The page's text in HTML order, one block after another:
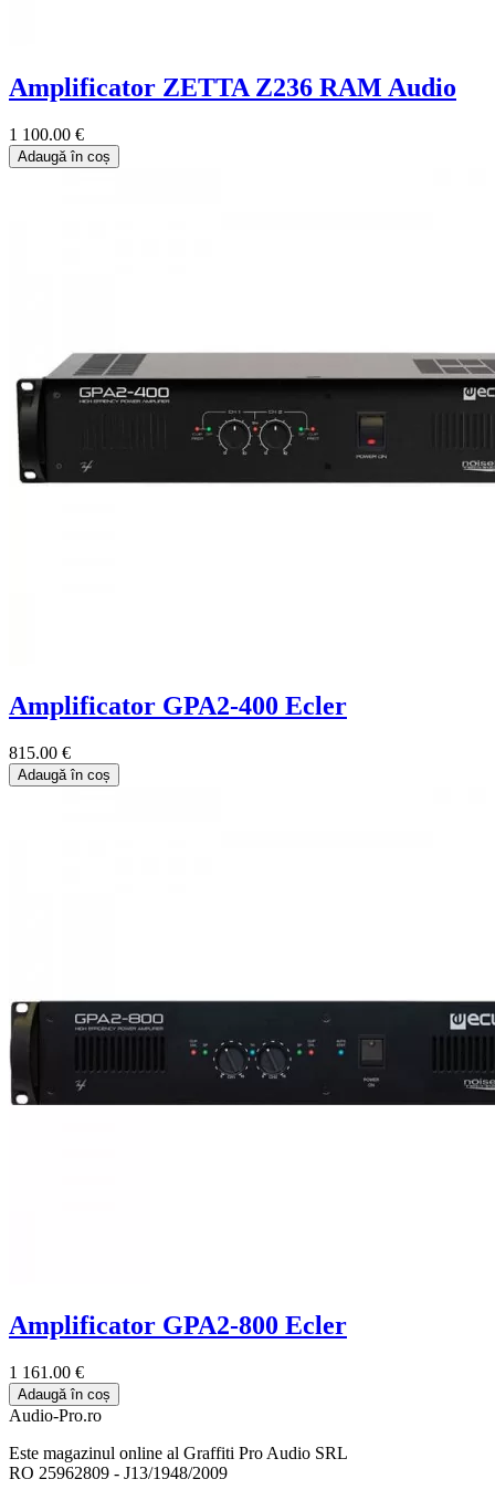
Amplificator ZETTA Z236 RAM Audio
1 100.00 €
Adaugă în coș
Amplificator GPA2-400 Ecler
815.00 €
Adaugă în coș
Amplificator GPA2-800 Ecler
1 161.00 €
Adaugă în coș
Audio-Pro.ro
Este magazinul online al Graffiti Pro Audio SRL
RO 25962809 - J13/1948/2009